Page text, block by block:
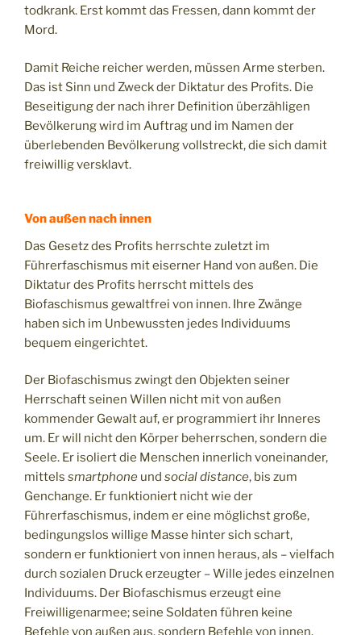
todkrank. Erst kommt das Fressen, dann kommt der
Mord.
Damit Reiche reicher werden, müssen Arme sterben.
Das ist Sinn und Zweck der Diktatur des Profits. Die
Beseitigung der nach ihrer Definition überzähligen
Bevölkerung wird im Auftrag und im Namen der
überlebenden Bevölkerung vollstreckt, die sich damit
freiwillig versklavt.
Von außen nach innen
Das Gesetz des Profits herrschte zuletzt im
Führerfaschismus mit eiserner Hand von außen. Die
Diktatur des Profits herrscht mittels des
Biofaschismus gewaltfrei von innen. Ihre Zwänge
haben sich im Unbewussten jedes Individuums
bequem eingerichtet.
Der Biofaschismus zwingt den Objekten seiner
Herrschaft seinen Willen nicht mit von außen
kommender Gewalt auf, er programmiert ihr Inneres
um. Er will nicht den Körper beherrschen, sondern die
Seele. Er isoliert die Menschen innerlich voneinander,
mittels smartphone und social distance, bis zum
Genchange. Er funktioniert nicht wie der
Führerfaschismus, indem er eine möglichst große,
bedingungslos willige Masse hinter sich schart,
sondern er funktioniert von innen heraus, als – vielfach
durch sozialen Druck erzeugter – Wille jedes einzelnen
Individuums. Der Biofaschismus erzeugt eine
Freiwilligenarmee; seine Soldaten führen keine
Befehle von außen aus, sondern Befehle von innen.